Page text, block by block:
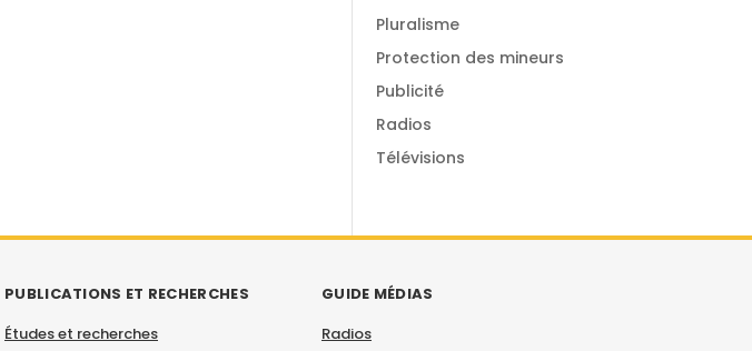
Pluralisme
Protection des mineurs
Publicité
Radios
Télévisions
PUBLICATIONS ET RECHERCHES
Études et recherches
GUIDE MÉDIAS
Radios